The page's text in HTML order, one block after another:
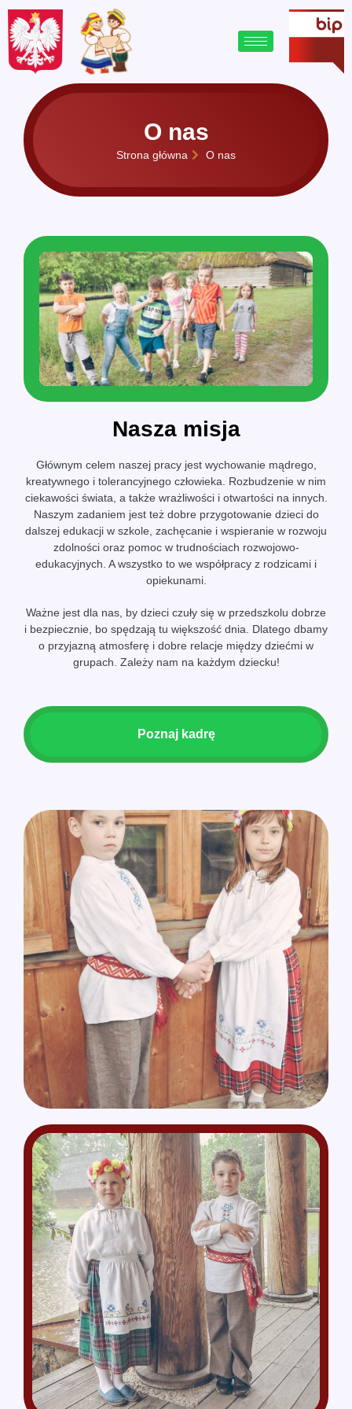
treści
O nas
Strona główna O nas
Nasza misja
Głównym celem naszej pracy jest wychowanie mądrego,
kreatywnego i tolerancyjnego człowieka. Rozbudzenie w nim
ciekawości świata, a także wrażliwości i otwartości na innych.
Naszym zadaniem jest też dobre przygotowanie dzieci do
dalszej edukacji w szkole, zachęcanie i wspieranie w rozwoju
zdolności oraz pomoc w trudnościach rozwojowo-
edukacyjnych. A wszystko to we współpracy z rodzicami i
opiekunami.
Ważne jest dla nas, by dzieci czuły się w przedszkolu dobrze
i bezpiecznie, bo spędzają tu większość dnia. Dlatego dbamy
o przyjazną atmosferę i dobre relacje między dziećmi w
grupach. Zależy nam na każdym dziecku!
Poznaj kadrę